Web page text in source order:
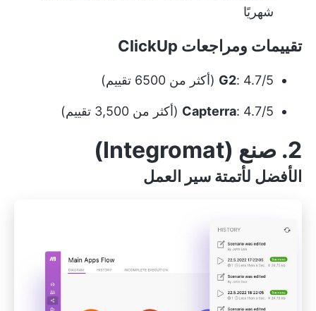
شهريًا
تقييمات ومراجعات ClickUp
G2: 4.7/5 (أكثر من 6500 تقييم)
Capterra: 4.7/5 (أكثر من 3,500 تقييم)
2. صنع (Integromat)
الأفضل لأتمتة سير العمل